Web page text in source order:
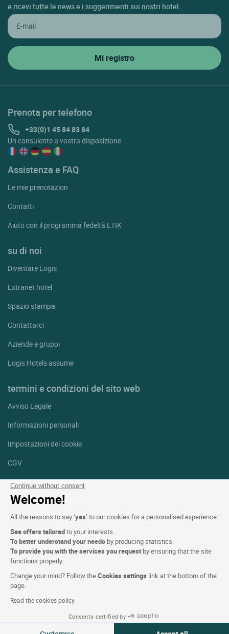
Continue without consent
Welcome!
All the reasons to say ‘yes’ to our cookies for a personalised experience:
See offers tailoredto your interests.
To better understand your needs by producing statistics.
To provide you with the services you request by ensuring that the site
functions properly.
Change your mind? Follow theCookies settings link at the bottom of the
page.
Read the cookies policy
Consents certified by
e ricevi tutte le news e i suggerimenti sui nostri hotel.
Prenota per telefono
+33(0)1 45 84 83 84
Un consulente a vostra disposizione
Assistenza e FAQ
Le mie prenotazion
Contatti
Aiuto con il programma fedeltà ETIK
su di noi
Diventare Logis
Extranet hotel
Spazio stampa
Contattarci
Aziende e gruppi
Logis Hotels assume
termini e condizioni del sito web
Avviso Legale
Informazioni personali
Impostazioni dei cookie
CGV
Aiuto
Mappa del sito
Crediti fotografici
Seguici
Facebook
Instagram
Linkedin